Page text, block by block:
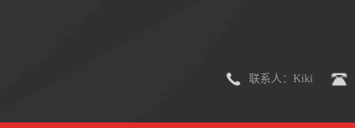
联系人：Kiki